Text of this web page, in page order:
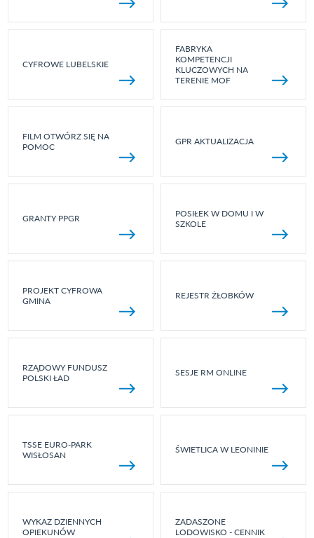
CYFROWE LUBELSKIE
FABRYKA
KOMPETENCJI
KLUCZOWYCH NA
TERENIE MOF
FILM OTWÓRZ SIĘ NA
POMOC
GPR AKTUALIZACJA
GRANTY PPGR
POSIŁEK W DOMU I W
SZKOLE
PROJEKT CYFROWA
GMINA
REJESTR ŻŁOBKÓW
RZĄDOWY FUNDUSZ
POLSKI ŁAD
SESJE RM ONLINE
TSSE EURO-PARK
WISŁOSAN
ŚWIETLICA W LEONINIE
WYKAZ DZIENNYCH
OPIEKUNÓW
ZADASZONE
LODOWISKO - CENNIK